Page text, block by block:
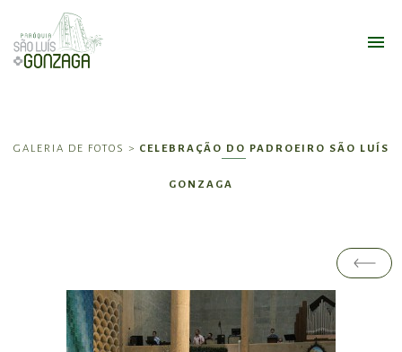
GALERIA DE FOTOS > CELEBRAÇÃO DO PADROEIRO SÃO LUÍS
GONZAGA